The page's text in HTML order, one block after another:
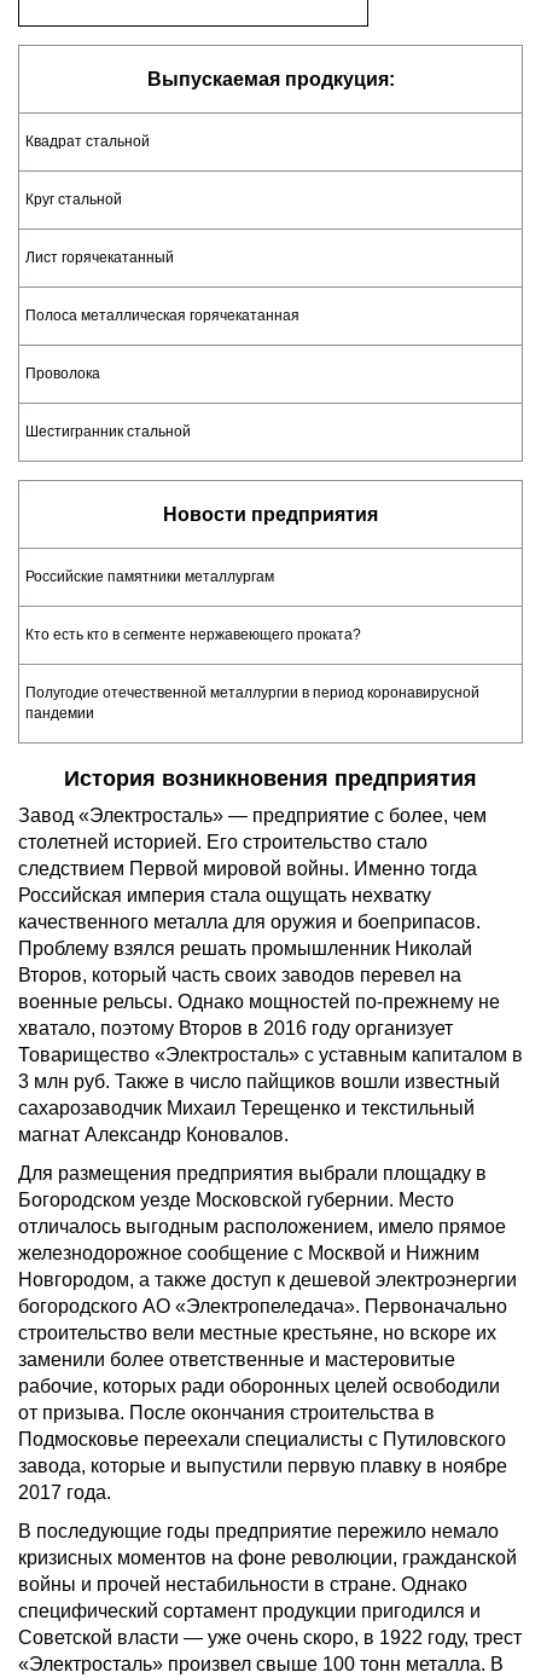
Выпускаемая продкуция:
Квадрат стальной
Круг стальной
Лист горячекатанный
Полоса металлическая горячекатанная
Проволока
Шестигранник стальной
Новости предприятия
​Российские памятники металлургам
Кто есть кто в сегменте нержавеющего проката?
Полугодие отечественной металлургии в период коронавирусной
пандемии
История возникновения предприятия
Завод «Электросталь» — предприятие с более, чем
столетней историей. Его строительство стало
следствием Первой мировой войны. Именно тогда
Российская империя стала ощущать нехватку
качественного металла для оружия и боеприпасов.
Проблему взялся решать промышленник Николай
Второв, который часть своих заводов перевел на
военные рельсы. Однако мощностей по-прежнему не
хватало, поэтому Второв в 2016 году организует
Товарищество «Электросталь» с уставным капиталом в
3 млн руб. Также в число пайщиков вошли известный
сахарозаводчик Михаил Терещенко и текстильный
магнат Александр Коновалов.
Для размещения предприятия выбрали площадку в
Богородском уезде Московской губернии. Место
отличалось выгодным расположением, имело прямое
железнодорожное сообщение с Москвой и Нижним
Новгородом, а также доступ к дешевой электроэнергии
богородского АО «Электропеледача». Первоначально
строительство вели местные крестьяне, но вскоре их
заменили более ответственные и мастеровитые
рабочие, которых ради оборонных целей освободили
от призыва. После окончания строительства в
Подмосковье переехали специалисты с Путиловского
завода, которые и выпустили первую плавку в ноябре
2017 года.
В последующие годы предприятие пережило немало
кризисных моментов на фоне революции, гражданской
войны и прочей нестабильности в стране. Однако
специфический сортамент продукции пригодился и
Советской власти — уже очень скоро, в 1922 году, трест
«Электросталь» произвел свыше 100 тонн металла. В